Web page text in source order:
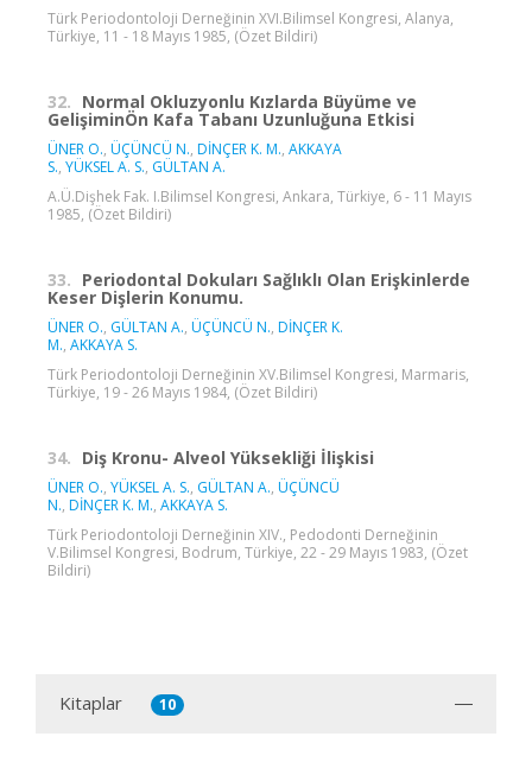
Türk Periodontoloji Derneğinin XVI.Bilimsel Kongresi, Alanya,
Türkiye, 11 - 18 Mayıs 1985, (Özet Bildiri)
32. Normal Okluzyonlu Kızlarda Büyüme ve
GelişiminÖn Kafa Tabanı Uzunluğuna Etkisi
ÜNER O., ÜÇÜNCÜ N., DİNÇER K. M., AKKAYA
S., YÜKSEL A. S., GÜLTAN A.
A.Ü.Dişhek Fak. I.Bilimsel Kongresi, Ankara, Türkiye, 6 - 11 Mayıs
1985, (Özet Bildiri)
33. Periodontal Dokuları Sağlıklı Olan Erişkinlerde
Keser Dişlerin Konumu.
ÜNER O., GÜLTAN A., ÜÇÜNCÜ N., DİNÇER K.
M., AKKAYA S.
Türk Periodontoloji Derneğinin XV.Bilimsel Kongresi, Marmaris,
Türkiye, 19 - 26 Mayıs 1984, (Özet Bildiri)
34. Diş Kronu- Alveol Yüksekliği İlişkisi
ÜNER O., YÜKSEL A. S., GÜLTAN A., ÜÇÜNCÜ
N., DİNÇER K. M., AKKAYA S.
Türk Periodontoloji Derneğinin XIV., Pedodonti Derneğinin
V.Bilimsel Kongresi, Bodrum, Türkiye, 22 - 29 Mayıs 1983, (Özet
Bildiri)
Kitaplar 10